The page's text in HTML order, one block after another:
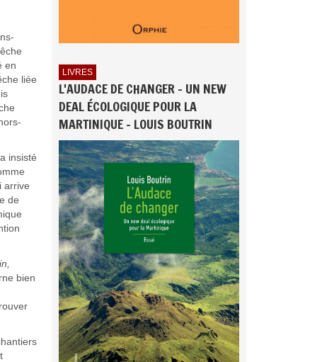
en
liée
insisté
arrive
de
bien
LIVRES
L'AUDACE DE CHANGER - UN NEW
DEAL ÉCOLOGIQUE POUR LA
MARTINIQUE - LOUIS BOUTRIN